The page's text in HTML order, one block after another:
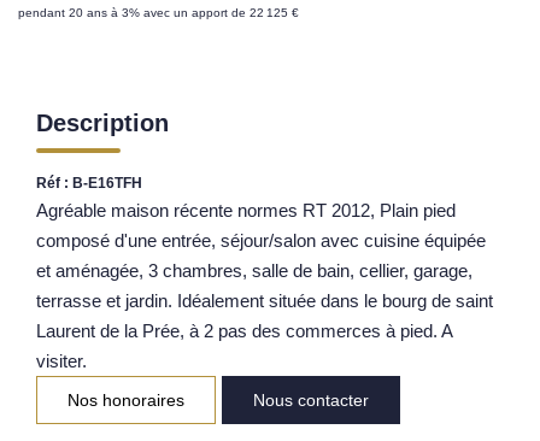
Qui Sommes Nous
Notre Équipe
Parrainage
Nos Actualités
Avis Clients
pendant 20 ans à 3% avec un apport de 22 125 €
Description
Réf : B-E16TFH
Agréable maison récente normes RT 2012, Plain pied
composé d'une entrée, séjour/salon avec cuisine équipée
et aménagée, 3 chambres, salle de bain, cellier, garage,
terrasse et jardin. Idéalement située dans le bourg de saint
Laurent de la Prée, à 2 pas des commerces à pied. A
visiter.
Nos honoraires Nous contacter